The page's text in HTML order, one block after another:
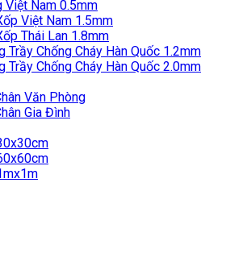
Nam 0.5mm
Việt Nam 1.5mm
Thái Lan 1.8mm
Trầy Chống Cháy Hàn Quốc 1.2mm
Trầy Chống Cháy Hàn Quốc 2.0mm
Văn Phòng
Gia Đình